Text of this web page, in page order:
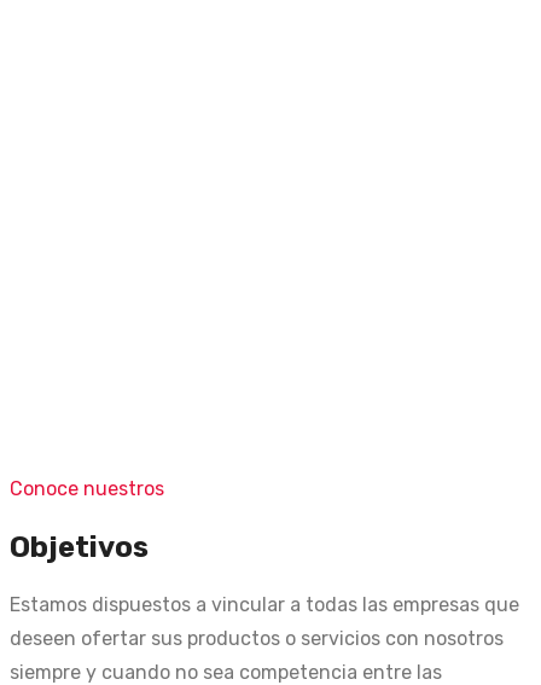
Conoce nuestros
Objetivos
Estamos dispuestos a vincular a todas las empresas que
deseen ofertar sus productos o servicios con nosotros
siempre y cuando no sea competencia entre las